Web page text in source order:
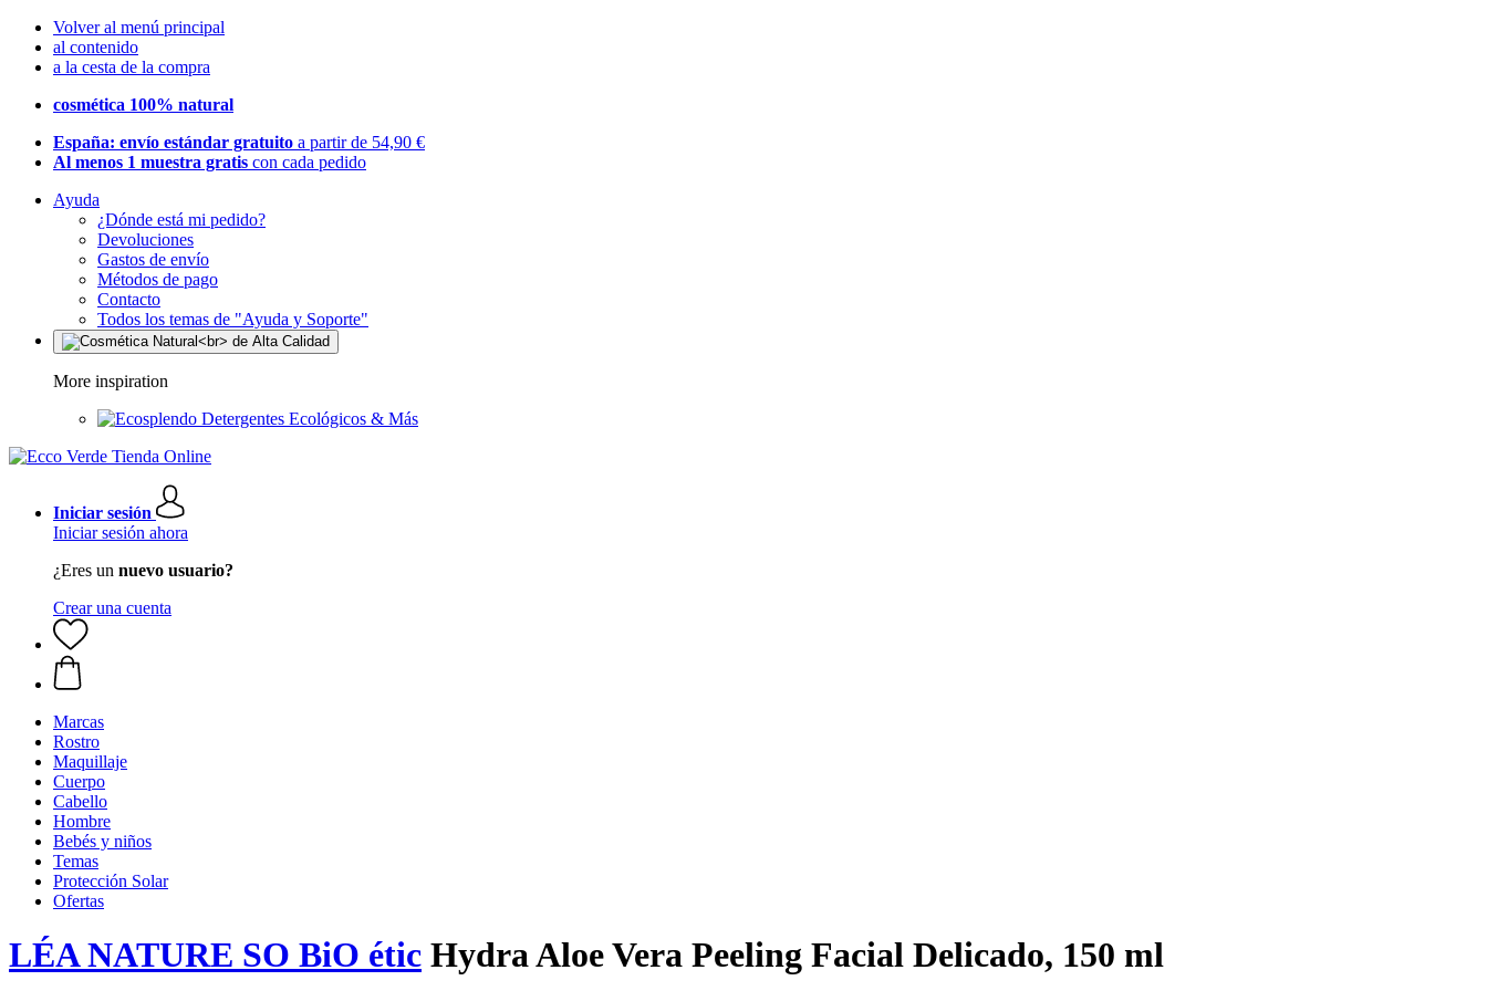
Volver al menú principal
al contenido
a la cesta de la compra
cosmética 100% natural
España: envío estándar gratuito a partir de 54,90 €
Al menos 1 muestra gratis con cada pedido
Ayuda
¿Dónde está mi pedido?
Devoluciones
Gastos de envío
Métodos de pago
Contacto
Todos los temas de "Ayuda y Soporte"
More inspiration
Detergentes Ecológicos & Más
Iniciar sesión
Iniciar sesión ahora
¿Eres un nuevo usuario?
Crear una cuenta
Marcas
Rostro
Maquillaje
Cuerpo
Cabello
Hombre
Bebés y niños
Temas
Protección Solar
Ofertas
LÉA NATURE SO BiO étic Hydra Aloe Vera Peeling Facial Delicado, 150 ml